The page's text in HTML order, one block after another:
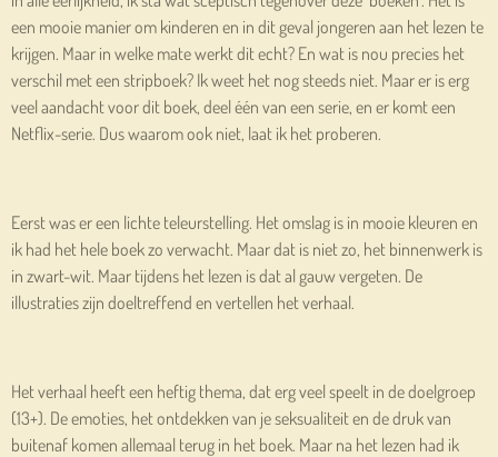
een mooie manier om kinderen en in dit geval jongeren aan het lezen te
krijgen. Maar in welke mate werkt dit echt? En wat is nou precies het
verschil met een stripboek? Ik weet het nog steeds niet. Maar er is erg
veel aandacht voor dit boek, deel één van een serie, en er komt een
Netflix-serie. Dus waarom ook niet, laat ik het proberen.
Eerst was er een lichte teleurstelling. Het omslag is in mooie kleuren en
ik had het hele boek zo verwacht. Maar dat is niet zo, het binnenwerk is
in zwart-wit. Maar tijdens het lezen is dat al gauw vergeten. De
illustraties zijn doeltreffend en vertellen het verhaal.
Het verhaal heeft een heftig thema, dat erg veel speelt in de doelgroep
(13+). De emoties, het ontdekken van je seksualiteit en de druk van
buitenaf komen allemaal terug in het boek. Maar na het lezen had ik